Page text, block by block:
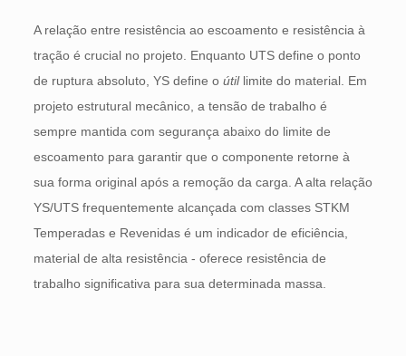
A relação entre resistência ao escoamento e resistência à
tração é crucial no projeto. Enquanto UTS define o ponto
de ruptura absoluto, YS define o útillimite do material. Em
projeto estrutural mecânico, a tensão de trabalho é
sempre mantida com segurança abaixo do limite de
escoamento para garantir que o componente retorne à
sua forma original após a remoção da carga. A alta relação
YS/UTS frequentemente alcançada com classes STKM
Temperadas e Revenidas é um indicador de eficiência,
material de alta resistência - oferece resistência de
trabalho significativa para sua determinada massa.